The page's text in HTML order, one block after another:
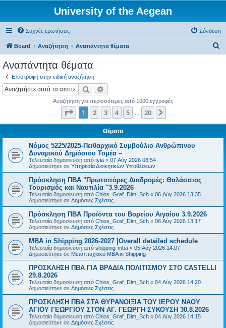
University of the Aegean
Συχνές ερωτήσεις Σύνδεση
Board Αναζήτηση Αναπάντητα θέματα
Αναπάντητα θέματα
Επιστροφή στην ειδική αναζήτηση
Αναζήτηση
Αναζήτηση για περισσότερες από 1000 εγγραφές
Σελίδα από20
1 2 3 4 5 20
Θέματα
Νόμος 5225/2025-Πειθαρχικό Συμβούλιο Ανθρώπινου
Δυναμικού Δημόσιου Τομέα –
Τελευταία δημοσίευση από tyia « 07 Αύγ 2026 08:54
Δημοσιεύτηκε σε Υπηρεσία Διοικητικών Υποθέσεων
Πρόσκληση ΠΒΑ "Πρωτοπόρες Διαδρομές: Θαλάσσιος
Τουρισμός και Ναυτιλία "3.9.2026
Τελευταία δημοσίευση από Chios_Graf_Dim_Sch « 06 Αύγ 2026 13:35
Δημοσιεύτηκε σε Δημόσιες Σχέσεις
Πρόσκληση ΠΒΑ Προϊόντα του Βορείου Αιγαίου 3.9.2026
Τελευταία δημοσίευση από Chios_Graf_Dim_Sch « 06 Αύγ 2026 13:17
Δημοσιεύτηκε σε Δημόσιες Σχέσεις
MBA in Shipping 2026-2027 |Overall detailed schedule
Τελευταία δημοσίευση από shipping-mba « 05 Αύγ 2026 14:07
Δημοσιεύτηκε σε Μεταπτυχιακό MBA in Shipping
ΠΡΟΣΚΛΗΣΗ ΠΒΑ ΓΙΑ ΒΡΑΔΙΑ ΠΟΛΙΤΙΣΜΟΥ ΣΤΟ CASTELLI
29.8.2026
Τελευταία δημοσίευση από Chios_Graf_Dim_Sch « 04 Αύγ 2026 14:20
Δημοσιεύτηκε σε Δημόσιες Σχέσεις
ΠΡΟΣΚΛΗΣΗ ΠΒΑ ΣΤΑ ΘΥΡΑΝΟΙΞΙΑ ΤΟΥ ΙΕΡΟΥ ΝΑΟΥ
ΑΓΙΟΥ ΓΕΩΡΓΙΟΥ ΣΤΟΝ ΑΓ. ΓΕΩΡΓΗ ΣΥΚΟΥΣΗ 30.8.2026
Τελευταία δημοσίευση από Chios_Graf_Dim_Sch « 04 Αύγ 2026 14:15
Δημοσιεύτηκε σε Δημόσιες Σχέσεις